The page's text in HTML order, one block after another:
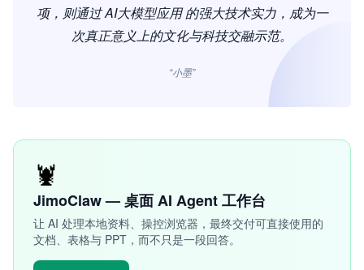
项，则通过 AI大模型应用 的强大技术实力，成为一
次真正意义上的文化与科技交融示范。
“小墨”
🦞
JimoClaw — 桌面 AI Agent 工作台
让 AI 处理本地资料、操控浏览器，最终交付可直接使用的
文档、表格与 PPT，而不只是一段回答。